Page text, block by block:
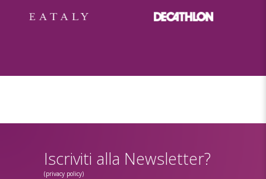
Iscriviti alla Newsletter?
(privacy policy)